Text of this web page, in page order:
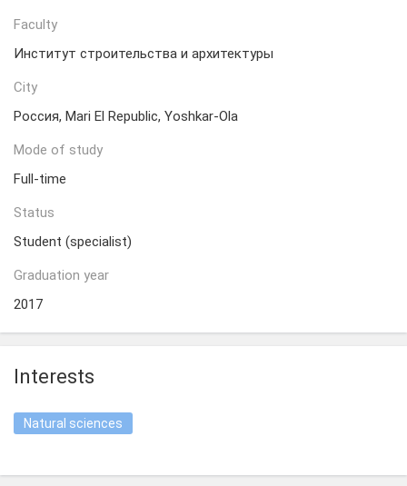
Faculty
Институт строительства и архитектуры
City
Россия, Mari El Republic, Yoshkar-Ola
Mode of study
Full-time
Status
Student (specialist)
Graduation year
2017
Interests
Natural sciences